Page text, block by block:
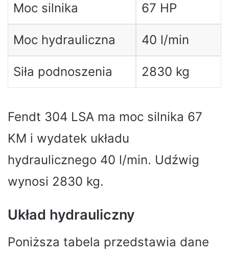
Moc silnika 67 HP
Moc hydrauliczna 40 l/min
Siła podnoszenia 2830 kg
Fendt 304 LSA ma moc silnika 67
KM i wydatek układu
hydraulicznego 40 l/min. Udźwig
wynosi 2830 kg.
Układ hydrauliczny
Poniższa tabela przedstawia dane